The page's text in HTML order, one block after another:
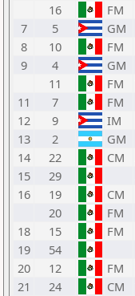
16
FM
7
5 GM
8
10 FM
9
4 GM
11
FM
11
7 FM
12
9 IM
13
2 GM
14
22 CM
15
29
16
19 CM
20
FM
18
15 FM
19
54
20
12 FM
21
24 CM